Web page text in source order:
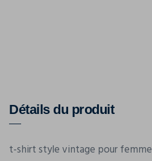
Détails du produit
t-shirt style vintage pour femme